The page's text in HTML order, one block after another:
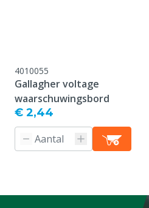
4010055
Gallagher voltage
waarschuwingsbord
€ 2,44